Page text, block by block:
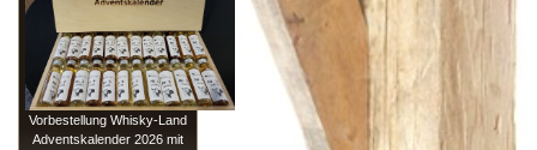
Vorbestellung Whisky-Land
Adventskalender 2026 mit